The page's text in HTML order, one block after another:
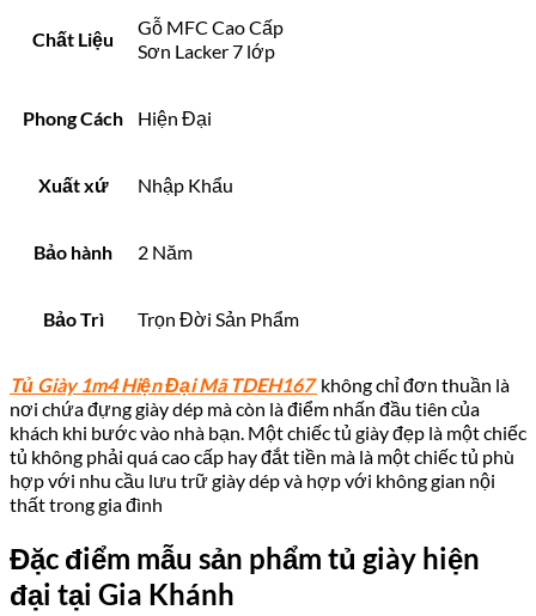
Chất Liệu
Gỗ MFC Cao Cấp
Sơn Lacker 7 lớp
Phong Cách Hiện Đại
Xuất xứ Nhập Khẩu
Bảo hành 2 Năm
Bảo Trì Trọn Đời Sản Phẩm
Tủ Giày 1m4 Hiện Đại Mã TDEH167 không chỉ đơn thuần là
nơi chứa đựng giày dép mà còn là điểm nhấn đầu tiên của
khách khi bước vào nhà bạn. Một chiếc tủ giày đẹp là một chiếc
tủ không phải quá cao cấp hay đắt tiền mà là một chiếc tủ phù
hợp với nhu cầu lưu trữ giày dép và hợp với không gian nội
thất trong gia đình
Đặc điểm mẫu sản phẩm tủ giày hiện
đại tại Gia Khánh